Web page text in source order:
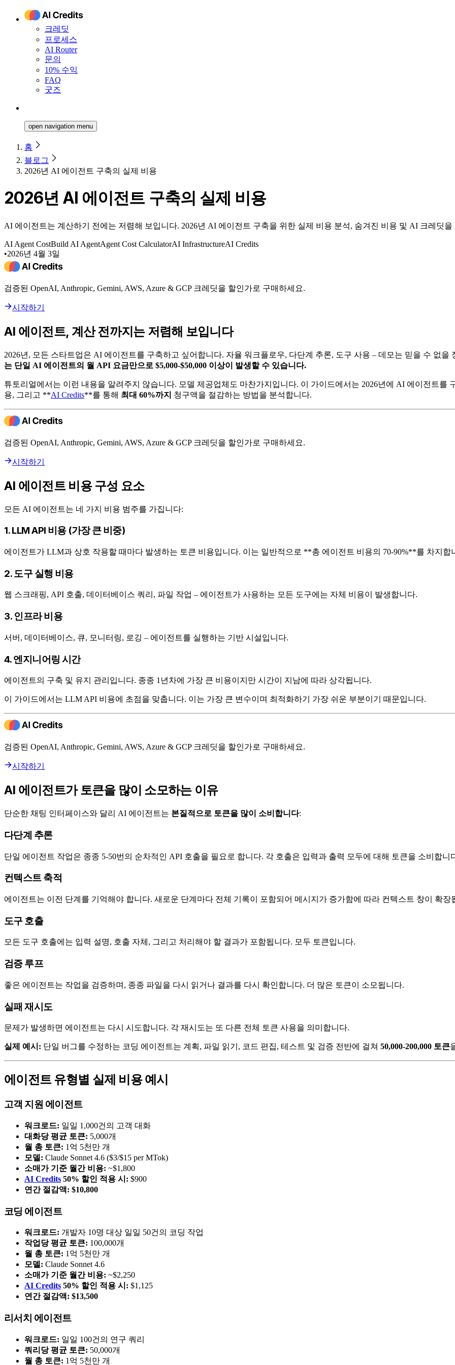
크레딧
프로세스
AI Router
문의
10% 수익
FAQ
굿즈
open navigation menu
홈
블로그
2026년 AI 에이전트 구축의 실제 비용
2026년 AI 에이전트 구축의 실제 비용
AI 에이전트는 계산하기 전에는 저렴해 보입니다. 2026년 AI 에이전트 구축을 위한 실제 비용 분석, 숨겨진 비용 및 AI 크레딧
AI Agent CostBuild AI AgentAgent Cost CalculatorAI InfrastructureAI Credits
•2026년 4월 3일
검증된 OpenAI, Anthropic, Gemini, AWS, Azure & GCP 크레딧을 할인가로 구매하세요.
시작하기
AI 에이전트, 계산 전까지는 저렴해 보입니다
2026년, 모든 스타트업은 AI 에이전트를 구축하고 싶어합니다. 자율 워크플로우, 다단계 추론, 도구 사용 – 데모는 믿을 수 없
는 단일 AI 에이전트의 월 API 요금만으로 $5,000-$50,000 이상이 발생할 수 있습니다.
튜토리얼에서는 이런 내용을 알려주지 않습니다. 모델 제공업체도 마찬가지입니다. 이 가이드에서는 2026년에 AI 에이전트를
용, 그리고 **AI Credits**를 통해 최대 60%까지 청구액을 절감하는 방법을 분석합니다.
검증된 OpenAI, Anthropic, Gemini, AWS, Azure & GCP 크레딧을 할인가로 구매하세요.
시작하기
AI 에이전트 비용 구성 요소
모든 AI 에이전트는 네 가지 비용 범주를 가집니다:
1. LLM API 비용 (가장 큰 비중)
에이전트가 LLM과 상호 작용할 때마다 발생하는 토큰 비용입니다. 이는 일반적으로 **총 에이전트 비용의 70-90%**를 차지합
2. 도구 실행 비용
웹 스크래핑, API 호출, 데이터베이스 쿼리, 파일 작업 – 에이전트가 사용하는 모든 도구에는 자체 비용이 발생합니다.
3. 인프라 비용
서버, 데이터베이스, 큐, 모니터링, 로깅 – 에이전트를 실행하는 기반 시설입니다.
4. 엔지니어링 시간
에이전트의 구축 및 유지 관리입니다. 종종 1년차에 가장 큰 비용이지만 시간이 지남에 따라 상각됩니다.
이 가이드에서는 LLM API 비용에 초점을 맞춥니다. 이는 가장 큰 변수이며 최적화하기 가장 쉬운 부분이기 때문입니다.
검증된 OpenAI, Anthropic, Gemini, AWS, Azure & GCP 크레딧을 할인가로 구매하세요.
시작하기
AI 에이전트가 토큰을 많이 소모하는 이유
단순한 채팅 인터페이스와 달리 AI 에이전트는 본질적으로 토큰을 많이 소비합니다:
다단계 추론
단일 에이전트 작업은 종종 5-50번의 순차적인 API 호출을 필요로 합니다. 각 호출은 입력과 출력 모두에 대해 토큰을 소비합니
컨텍스트 축적
에이전트는 이전 단계를 기억해야 합니다. 새로운 단계마다 전체 기록이 포함되어 메시지가 증가함에 따라 컨텍스트 창이 확장
도구 호출
모든 도구 호출에는 입력 설명, 호출 자체, 그리고 처리해야 할 결과가 포함됩니다. 모두 토큰입니다.
검증 루프
좋은 에이전트는 작업을 검증하며, 종종 파일을 다시 읽거나 결과를 다시 확인합니다. 더 많은 토큰이 소모됩니다.
실패 재시도
문제가 발생하면 에이전트는 다시 시도합니다. 각 재시도는 또 다른 전체 토큰 사용을 의미합니다.
실제 예시: 단일 버그를 수정하는 코딩 에이전트는 계획, 파일 읽기, 코드 편집, 테스트 및 검증 전반에 걸쳐 50,000-200,000 토큰
에이전트 유형별 실제 비용 예시
고객 지원 에이전트
워크로드: 일일 1,000건의 고객 대화
대화당 평균 토큰: 5,000개
월 총 토큰: 1억 5천만 개
모델: Claude Sonnet 4.6 ($3/$15 per MTok)
소매가 기준 월간 비용: ~$1,800
AI Credits 50% 할인 적용 시: $900
연간 절감액: $10,800
코딩 에이전트
워크로드: 개발자 10명 대상 일일 50건의 코딩 작업
작업당 평균 토큰: 100,000개
월 총 토큰: 1억 5천만 개
모델: Claude Sonnet 4.6
소매가 기준 월간 비용: ~$2,250
AI Credits 50% 할인 적용 시: $1,125
연간 절감액: $13,500
리서치 에이전트
워크로드: 일일 100건의 연구 쿼리
쿼리당 평균 토큰: 50,000개
월 총 토큰: 1억 5천만 개